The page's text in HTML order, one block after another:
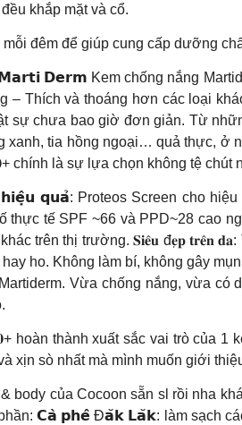
khắp mặt và cổ.
đêm để giúp cung cấp dưỡng
𝗗𝗲𝗿𝗺 Kem chống nắng
– Thích và thoáng hơn các loại
sự chưa bao giờ đơn giản. Từ
xanh, tia hồng ngoại… quả thực, ở
chính là sự lựa chọn không tệ chút
𝗾𝘂𝗮̉: Proteos Screen cho hiệu
thực tế SPF ~66 và PPD~28 cao
trên thị trường. 𝐒𝐢𝐞̂𝐮 đ𝐞̣𝐩 𝐭𝐫𝐞̂𝐧
ho. Không làm bí, không gây
Vừa chống nắng, vừa
hoàn thành xuất sắc vai trò của
xịn sò nhất mà mình muốn giới
& body của Cocoon sẵn sl rồi nha
𝗖𝗮̀ 𝗽𝗵𝗲̂ Đ𝗮̆𝗸 𝗟𝗮̆𝗸: làm sạch